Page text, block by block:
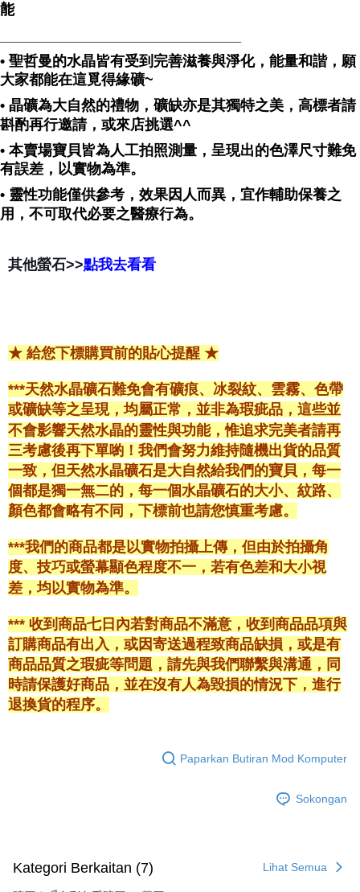
能
• 聖哲曼的水晶皆有受到完善滋養與淨化，能量和諧，願
大家都能在這覓得緣礦~
• 晶礦為大自然的禮物，礦缺亦是其獨特之美，高標者請
斟酌再行邀請，或來店挑選^^
• 本賣場寶貝皆為人工拍照測量，呈現出的色澤尺寸難免
有誤差，以實物為準。
• 靈性功能僅供參考，效果因人而異，宜作輔助保養之
用，不可取代必要之醫療行為。
其他螢石>>點我去看看
★ 給您下標購買前的貼心提醒 ★
***天然水晶礦石難免會有礦痕、冰裂紋、雲霧、色帶
或礦缺等之呈現，均屬正常，並非為瑕疵品，這些並
不會影響天然水晶的靈性與功能，惟追求完美者請再
三考慮後再下單喲！我們會努力維持隨機出貨的品質
一致，但天然水晶礦石是大自然給我們的寶貝，每一
個都是獨一無二的，每一個水晶礦石的大小、紋路、
顏色都會略有不同，下標前也請您慎重考慮。
***我們的商品都是以實物拍攝上傳，但由於拍攝角
度、技巧或螢幕顯色程度不一，若有色差和大小視
差，均以實物為準。
*** 收到商品七日內若對商品不滿意，收到商品品項與
訂購商品有出入，或因寄送過程致商品缺損，或是有
商品品質之瑕疵等問題，請先與我們聯繫與溝通，同
時請保護好商品，並在沒有人為毀損的情況下，進行
退換貨的程序。
Paparkan Butiran Mod Komputer
Sokongan
Kategori Berkaitan (7) Lihat Semua